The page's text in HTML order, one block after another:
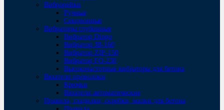
Виброрейки
Ручные
Секционные
Вибраторы глубинные
Вибратор Dingo
Вибратор JB-160
Вибратор ZIP-150
Bибратор FO-230
Высокочастотные вибраторы для бетона
Вязатели проволоки
Крючки
Вязатели автоматические
Правила, гладилки, скребки, малки для бетона